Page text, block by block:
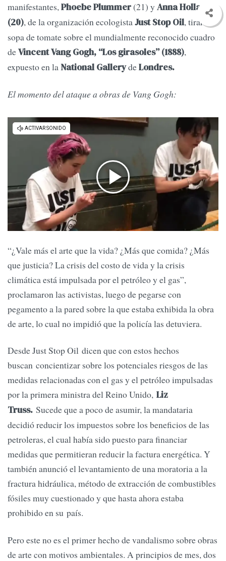
manifestantes,Phoebe Plummer(21) y Anna Holland
(20), de la organización ecologistaJust Stop Oil, tiraron
sopa de tomate sobre el mundialmente reconocido cuadro
deVincent Vang Gogh, “Los girasoles” (1888),
expuesto en laNational GallerydeLondres.
El momento del ataque a obras de Vang Gogh:
“¿Vale más el arte que la vida? ¿Más que comida? ¿Más
que justicia? La crisis del costo de vida y la crisis
climática está impulsada por el petróleo y el gas”,
proclamaron las activistas, luego de pegarse con
pegamento a la pared sobre la que estaba exhibida la obra
de arte, lo cual no impidió que la policía las detuviera.
Desde Just Stop Oil dicen que con estos hechos
buscan concientizar sobre los potenciales riesgos de las
medidas relacionadas con el gas y el petróleo impulsadas
por la primera ministra del Reino Unido, Liz
Truss. Sucede que a poco de asumir, la mandataria
decidió reducir los impuestos sobre los beneficios de las
petroleras, el cual había sido puesto para financiar
medidas que permitieran reducir la factura energética. Y
también anunció el levantamiento de una moratoria a la
fractura hidráulica, método de extracción de combustibles
fósiles muy cuestionado y que hasta ahora estaba
prohibido en su país.
Pero este no es el primer hecho de vandalismo sobre obras
de arte con motivos ambientales. A principios de mes, dos